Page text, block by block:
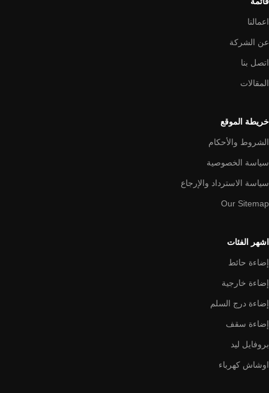
اعمالنا
عن الشركة
اتصل بنا
المقالات
خريطة الموقع
الشروط والأحكام
سياسة الخصوصية
سياسة الاسترداد والإرجاع
Our Sitemap
اشهر الفئات
إضاءة حائط
إضاءة خارجية
إضاءة درج السلم
إضاءة سقف
بروفايل ليد
اوشاش كهرباء